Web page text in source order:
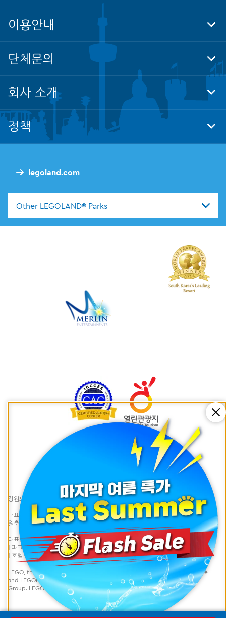
legoland.com
Other LEGOLAND® Parks
이용안내
단체문의
회사 소개
정책
강원도 춘천시 하중도길128 | LEGOLAND® Korea Resort
대표자 : 이성호 | 사업자등록번호 : 617-81-99974 | 통신판매업신고번호 : 제 2021-강
원춘천-0527호 |
대표번호 033) 815-2300 (연중 10:00~18:00 / 점심 휴식 12:00~13:00)
| 파크 문의LLKR.Experiences@legoland.com
| 호텔 문의LLKR.Reservations@legoland.com
LEGO, the LEGO logo, the Brick and Knob configurations, the Minifigure
and LEGOLAND are trademarks of the LEGO group. ©2020 The LEGO
Group. LEGOLAND is a part of Merlin Entertainments Ltd.